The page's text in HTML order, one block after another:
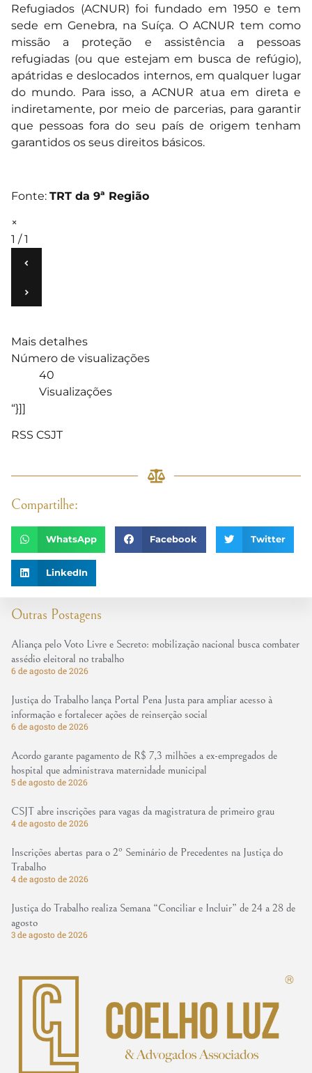
Outras Postagens
Aliança pelo Voto Livre e Secreto: mobilização nacional busca combater
assédio eleitoral no trabalho
6 de agosto de 2026
Justiça do Trabalho lança Portal Pena Justa para ampliar acesso à
informação e fortalecer ações de reinserção social
6 de agosto de 2026
Acordo garante pagamento de R$ 7,3 milhões a ex-empregados de
hospital que administrava maternidade municipal
5 de agosto de 2026
CSJT abre inscrições para vagas da magistratura de primeiro grau
4 de agosto de 2026
Inscrições abertas para o 2º Seminário de Precedentes na Justiça do
Trabalho
4 de agosto de 2026
Justiça do Trabalho realiza Semana “Conciliar e Incluir” de 24 a 28 de
agosto
3 de agosto de 2026
Refugiados (ACNUR) foi fundado em 1950 e tem
sede em Genebra, na Suíça. O ACNUR tem como
missão a proteção e assistência a pessoas
refugiadas (ou que estejam em busca de refúgio),
apátridas e deslocados internos, em qualquer lugar
do mundo. Para isso, a ACNUR atua em direta e
indiretamente, por meio de parcerias, para garantir
que pessoas fora do seu país de origem tenham
garantidos os seus direitos básicos.
Fonte: TRT da 9ª Região
×
1 / 1
‹
›
Mais detalhes
Número de visualizações
40
Visualizações
“}]]
RSS CSJT
Compartilhe:
WhatsApp Facebook Twitter
LinkedIn